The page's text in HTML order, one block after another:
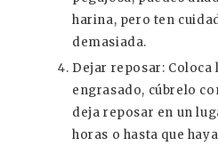
harina, pero ten
demasiada.
Dejar reposar: Coloca
engrasado, cúbrelo
deja reposar en un
horas o hasta que